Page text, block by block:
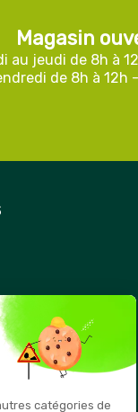
Magasin
au jeudi de 8h à
de 8h à 12h
catégories de